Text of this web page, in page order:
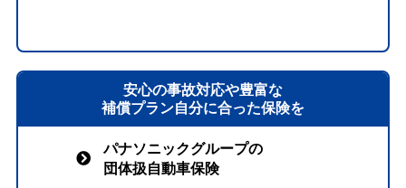
安⼼の事故対応や豊富な
補償プラン⾃分に合った保険を
パナソニックグループの
団体扱自動車保険